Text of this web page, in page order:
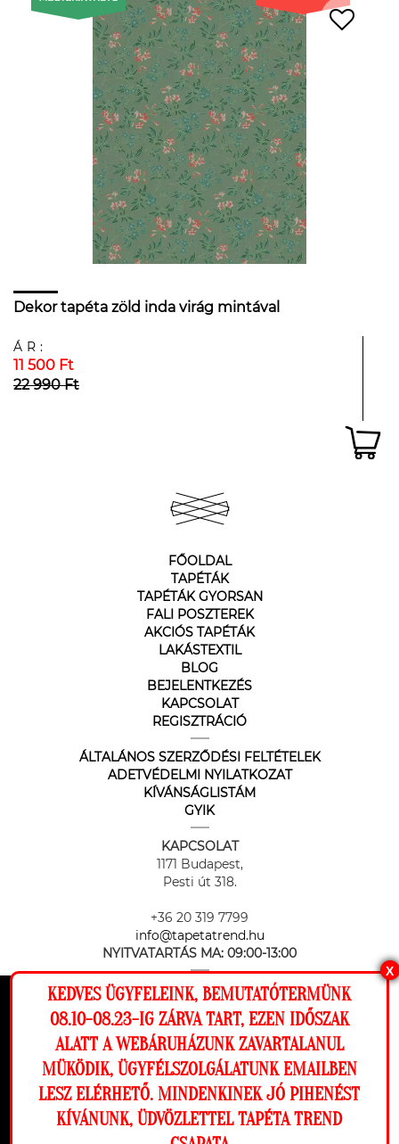
Ez a weboldal cookie-kat használ, hogy a
lehető legjobb élményt nyújtsa honlapunkon.
Beállítások
Elutasítom Engedélyezem
Dekor tapéta zöld inda virág mintával
ÁR:
11 500 Ft
22 990 Ft
FŐOLDAL
TAPÉTÁK
TAPÉTÁK GYORSAN
FALI POSZTEREK
AKCIÓS TAPÉTÁK
LAKÁSTEXTIL
BLOG
BEJELENTKEZÉS
KAPCSOLAT
REGISZTRÁCIÓ
ÁLTALÁNOS SZERZŐDÉSI FELTÉTELEK
ADETVÉDELMI NYILATKOZAT
KÍVÁNSÁGLISTÁM
GYIK
KAPCSOLAT
1171 Budapest,
Pesti út 318.
+36 20 319 7799
info@tapetatrend.hu
NYITVATARTÁS MA: 09:00-13:00
Az online fizetést a Barion Payment Zrt. biztosítja, MNB engedély
száma: H-EN-I-1064/2013
X
KEDVES ÜGYFELEINK, BEMUTATÓTERMÜNK
08.10-08.23-IG ZÁRVA TART, EZEN IDŐSZAK
ALATT A WEBÁRUHÁZUNK ZAVARTALANUL
MÜKÖDIK, ÜGYFÉLSZOLGÁLATUNK EMAILBEN
LESZ ELÉRHETŐ. MINDENKINEK JÓ PIHENÉST
KÍVÁNUNK, ÜDVÖZLETTEL TAPÉTA TREND